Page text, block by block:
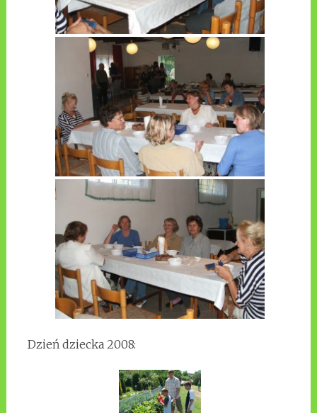
Dzień dziecka 2008: